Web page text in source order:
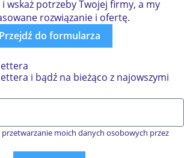
wskaż potrzeby Twojej firmy, a my
rozwiązanie i ofertę.
Przejdź do formularza
i bądź na bieżąco z najowszymi
moich danych osobowych przez